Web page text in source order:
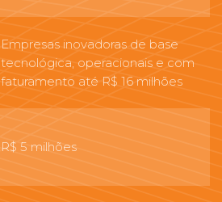
Empresas inovadoras de base
tecnológica, operacionais e com
faturamento até R$ 16 milhões
R$ 5 milhões